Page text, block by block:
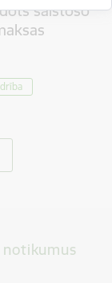
saistošo